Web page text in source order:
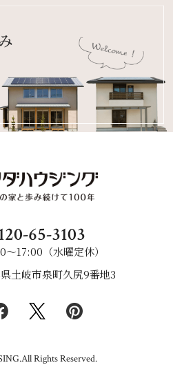
65-3103
17:00（水曜定休）
土岐市泉町久尻9番地3
Rights Reserved.